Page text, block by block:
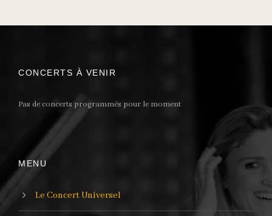
CONCERTS À VENIR
Pas de concerts programmés pour le moment
MENU
Le Concert Universel